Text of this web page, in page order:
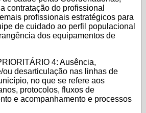
contratação do profissional
profissionais estratégicos para
de cuidado ao perfil populacional
dos equipamentos de
4: Ausência,
ou desarticulação nas linhas de
no que se refere aos
protocolos, fluxos de
e acompanhamento e processos